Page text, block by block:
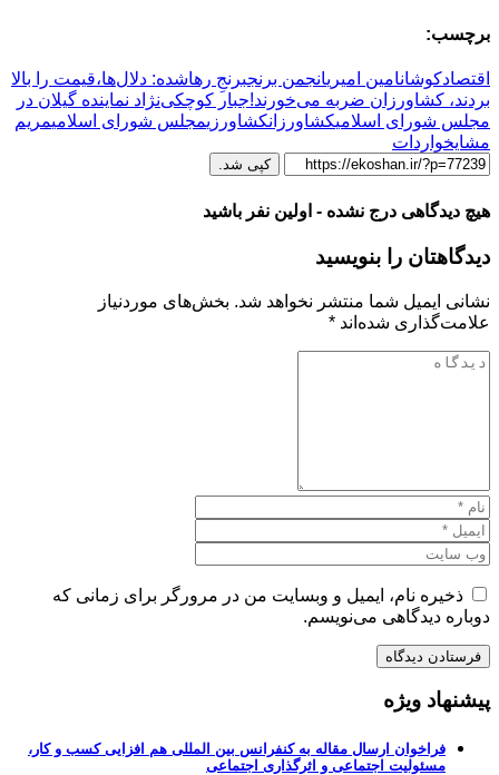
برچسب:
اقتصادکوشانامین امیریانجمن برنجبرنجِ رهاشده: دلال‌ها،قیمت را بالا
بردند، کشاورزان ضربه می‌خورند!جبار کوچکی‌نژاد نماینده گیلان در
مجلس شورای اسلامیکشاورزانکشاورزیمجلس شورای اسلامیمریم
مشایخواردات
کپی شد.
هیچ دیدگاهی درج نشده - اولین نفر باشید
دیدگاهتان را بنویسید
نشانی ایمیل شما منتشر نخواهد شد. بخش‌های موردنیاز
علامت‌گذاری شده‌اند *
ذخیره نام، ایمیل و وبسایت من در مرورگر برای زمانی که
دوباره دیدگاهی می‌نویسم.
پیشنهاد ویژه
فراخوان ارسال مقاله به کنفرانس بین المللی هم افزایی کسب و کار،
مسئولیت اجتماعی و اثرگذاری اجتماعی